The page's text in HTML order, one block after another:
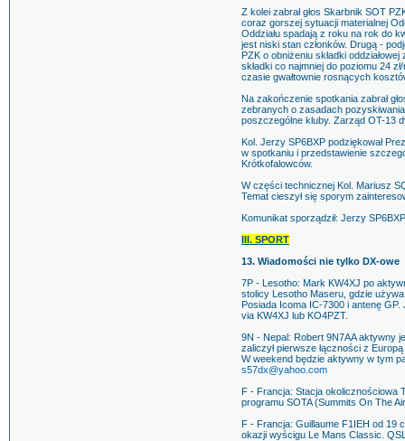
Z kolei zabrał głos Skarbnik SOT
coraz gorszej sytuacji materialnej
Oddziału spadają z roku na rok do
jest niski stan członków. Drugą -
PZK o obniżeniu składki
składki co najmniej do poziomu 24
czasie gwałtownie rosnących
Na zakończenie spotkania zabrał
zebranych o zasadach
poszczególne kluby. Zarząd OT-13
Kol. Jerzy SP6BXP podziękował
w spotkaniu i przedstawienie
Krótkofalowców.
W części technicznej Kol. Mariusz
Temat cieszył się sporym
Komunikat sporządził: Jerzy SP6BXP
III. SPORT
13. Wiadomości nie tylko DX-owe
7P - Lesotho: Mark KW4XJ po
stolicy Lesotho Maseru, gdzie
Posiada Icoma IC-7300 i antenę
via KW4XJ lub KO4PZT.
9N - Nepal: Robert 9N7AA aktywny
zaliczył pierwsze łączności z
W weekend będzie aktywny w tym
s57dx@yahoo.com
F - Francja: Stacja okolicznościowa
programu SOTA (Summits On The
F - Francja: Guillaume F1IEH od 19
okazji wyścigu Le Mans Classic.